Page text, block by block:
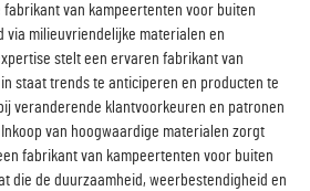
van kampeertenten voor buiten
via milieuvriendelijke materialen en
stelt een ervaren fabrikant van
staat trends te anticiperen en producten te
veranderende klantvoorkeuren en patronen
van hoogwaardige materialen zorgt
fabrikant van kampeertenten voor buiten
die de duurzaamheid, weerbestendigheid en